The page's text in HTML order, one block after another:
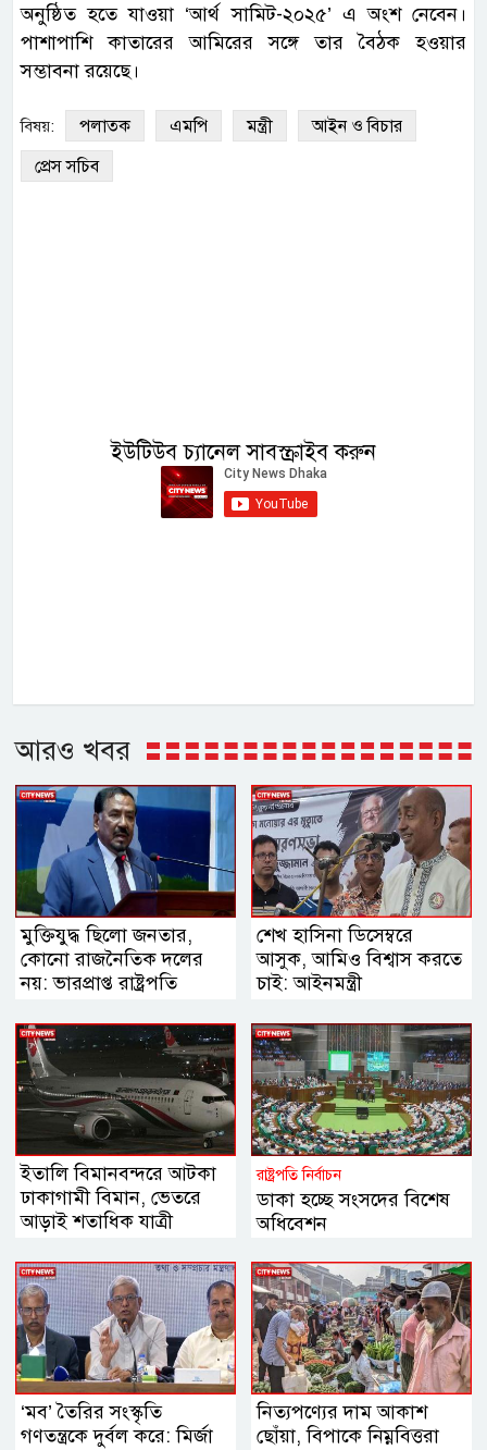
অনুষ্ঠিত হতে যাওয়া ‘আর্থ সামিট-২০২৫’ এ অংশ নেবেন।
পাশাপাশি কাতারের আমিরের সঙ্গে তার বৈঠক হওয়ার
সম্ভাবনা রয়েছে।
বিষয়: পলাতক এমপি মন্ত্রী
আইন ও বিচার
প্রেস সচিব
ইউটিউব চ্যানেল সাবস্ক্রাইব করুন
আরও খবর
মুক্তিযুদ্ধ ছিলো জনতার,
কোনো রাজনৈতিক দলের
নয়: ভারপ্রাপ্ত রাষ্ট্রপতি
শেখ হাসিনা ডিসেম্বরে
আসুক, আমিও বিশ্বাস করতে
চাই: আইনমন্ত্রী
ইতালি বিমানবন্দরে আটকা
ঢাকাগামী বিমান, ভেতরে
আড়াই শতাধিক যাত্রী
রাষ্ট্রপতি নির্বাচন
ডাকা হচ্ছে সংসদের বিশেষ
অধিবেশন
‘মব’ তৈরির সংস্কৃতি
গণতন্ত্রকে দুর্বল করে: মির্জা
নিত্যপণ্যের দাম আকাশ
ছোঁয়া, বিপাকে নিম্নবিত্তরা